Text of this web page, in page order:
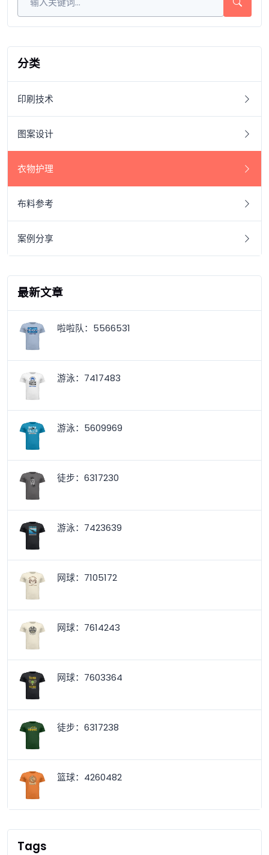
分类
印刷技术
图案设计
衣物护理
布料参考
案例分享
最新文章
啦啦队：5566531
游泳：7417483
游泳：5609969
徒步：6317230
游泳：7423639
网球：7105172
网球：7614243
网球：7603364
徒步：6317238
篮球：4260482
Tags